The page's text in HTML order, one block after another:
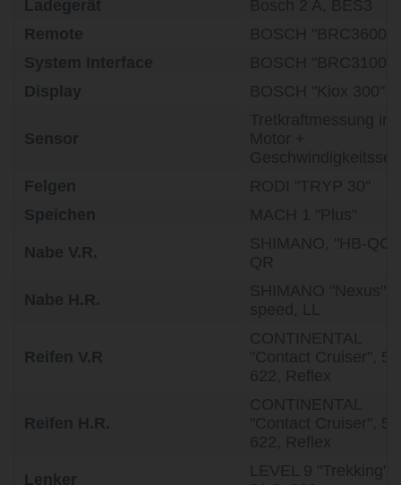
Remote
BOSCH "BRC3600"
Display
BOSCH "Kiox 300"
Felgen
RODI "TRYP 30"
Nabe V.R.
SHIMANO, "HB-
QR
Reifen V.R
CONTINENTAL
"Contact Cruiser",
622, Reflex
Lenker
LEVEL 9 "Trekking",